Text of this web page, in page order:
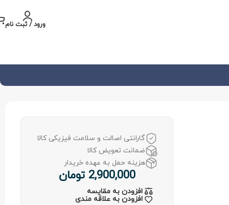
ورود / ثبت نام
گارانتی اصالت و سلامت فیزیکی کالا
ضمانت تعویض کالا
هزینه حمل به عهده خریدار
2,900,000 تومان
افزودن به مقایسه
افزودن به علاقه مندی